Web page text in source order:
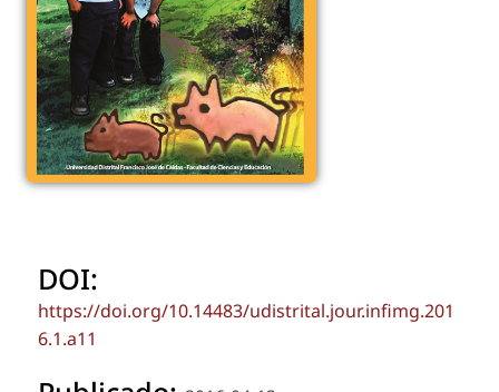
DOI:
https://doi.org/10.14483/udistrital.jour.infimg.201
6.1.a11